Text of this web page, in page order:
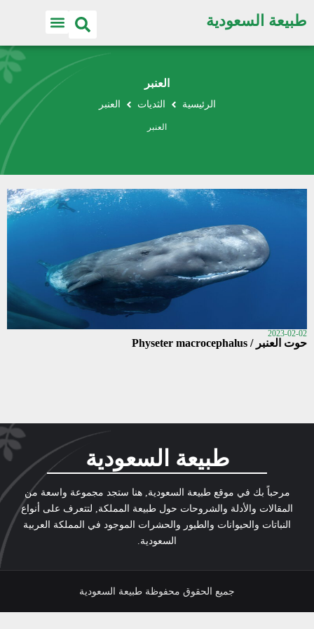
طبيعة السعودية
العنبر
الرئيسية الثديات العنبر
العنبر
2023-02-02
حوت العنبر / Physeter macrocephalus
طبيعة السعودية
مرحباً بك في موقع طبيعة السعودية, هنا ستجد مجموعة واسعة من
المقالات والأدلة والشروحات حول طبيعة المملكة, لتتعرف على أنواع
النباتات والحيوانات والطيور والحشرات الموجود في المملكة العربية
السعودية.
جميع الحقوق محفوظة طبيعة السعودية